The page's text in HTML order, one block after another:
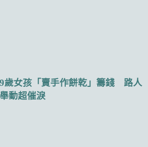
歲女孩「賣手作餅乾」籌錢 路人
動超催淚